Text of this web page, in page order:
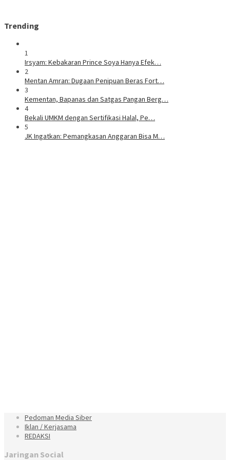
Trending
1
Irsyam: Kebakaran Prince Soya Hanya Efek…
2
Mentan Amran: Dugaan Penipuan Beras Fort…
3
Kementan, Bapanas dan Satgas Pangan Berg…
4
Bekali UMKM dengan Sertifikasi Halal, Pe…
5
JK Ingatkan: Pemangkasan Anggaran Bisa M…
Pedoman Media Siber
Iklan / Kerjasama
REDAKSI
Jaringan Social